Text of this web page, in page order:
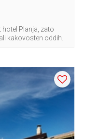
hotel Planja, zato
kakovosten oddih.